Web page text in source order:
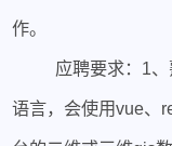
作。
应聘要求：1
语言，会使用vue、